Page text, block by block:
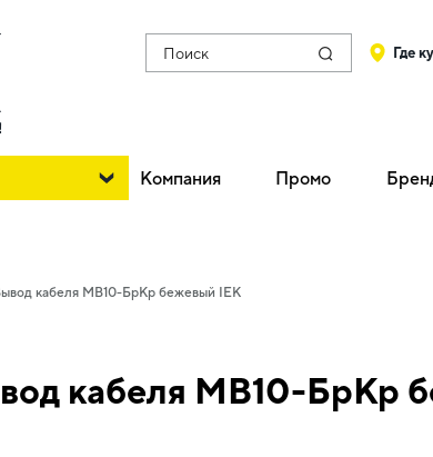
Поиск Где
Компания Промо
разъемы
кабеля МВ10-БрКр бежевый IEK
кабеля МВ10-БрКр